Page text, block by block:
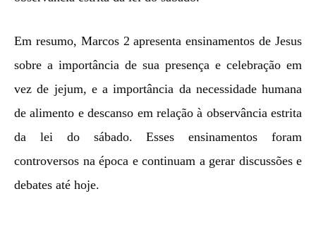
Em resumo, Marcos 2 apresenta ensinamentos de Jesus
sobre a importância de sua presença e celebração em
vez de jejum, e a importância da necessidade humana
de alimento e descanso em relação à observância estrita
da lei do sábado. Esses ensinamentos foram
controversos na época e continuam a gerar discussões e
debates até hoje.